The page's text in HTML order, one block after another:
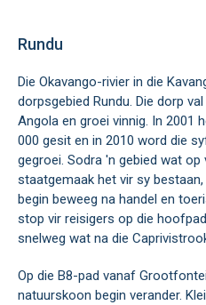
Rundu
Die Okavango-rivier in die
dorpsgebied Rundu. Die dorp
Angola en groei vinnig. In 2001
000 gesit en in 2010 word die
gegroei. Sodra 'n gebied wat
staatgemaak het vir sy
begin beweeg na handel en
stop vir reisigers op die
snelweg wat na die
Op die B8-pad vanaf
natuurskoon begin verander.